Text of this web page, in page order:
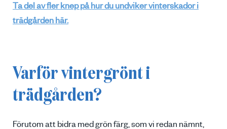
Ta del av fler knep på hur du undviker vinterskador i
trädgården här.
Varför vintergrönt i
trädgården?
Förutom att bidra med grön färg, som vi redan nämnt,